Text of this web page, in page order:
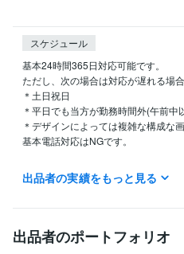
スケジュール
基本24時間365日対応可能です。
ただし、次の場合は対応が遅れる場合
＊土日祝日
＊平日でも当方が勤務時間外(午前中
＊デザインによっては複雑な構成な
基本電話対応はNGです。
＊当方が別のサービスと並行して作業
クリエイター / 作家 経験年数 : 8年
受賞歴
出品者の実績をもっと見る
出品者のポートフォリオ